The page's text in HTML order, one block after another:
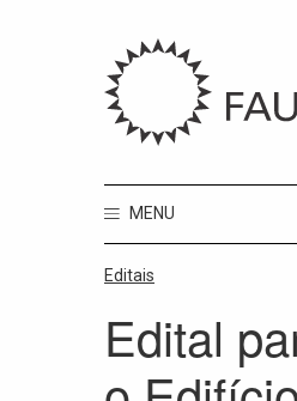
MENU
Editais
Edital